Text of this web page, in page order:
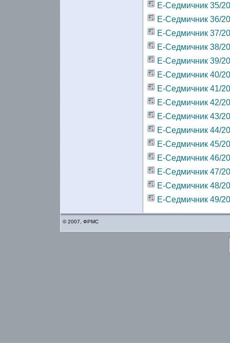
Е-Седмичник 35/
Е-Седмичник 36/
Е-Седмичник 37/
Е-Седмичник 38/
Е-Седмичник 39/
Е-Седмичник 40/
Е-Седмичник 41/
Е-Седмичник 42/
Е-Седмичник 43/
Е-Седмичник 44/
Е-Седмичник 45/
Е-Седмичник 46/
Е-Седмичник 47/
Е-Седмичник 48/
Е-Седмичник 49/
© 2007, ФРМС